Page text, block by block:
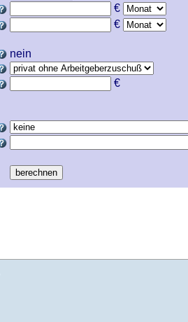
€
€
nein
€